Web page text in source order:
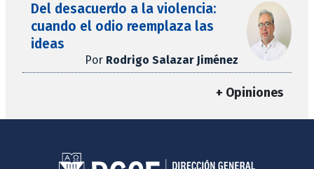
Del desacuerdo a la violencia:
cuando el odio reemplaza las
ideas
Por Rodrigo Salazar Jiménez
+ Opiniones